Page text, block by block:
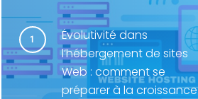
Évolutivité dans
l’hébergement de sites
Web : comment se
préparer à la croissance